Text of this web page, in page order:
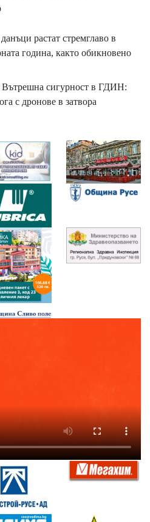
растат стремглаво в
година, както обикновено
сигурност в ГДИН:
с дронове в затвора